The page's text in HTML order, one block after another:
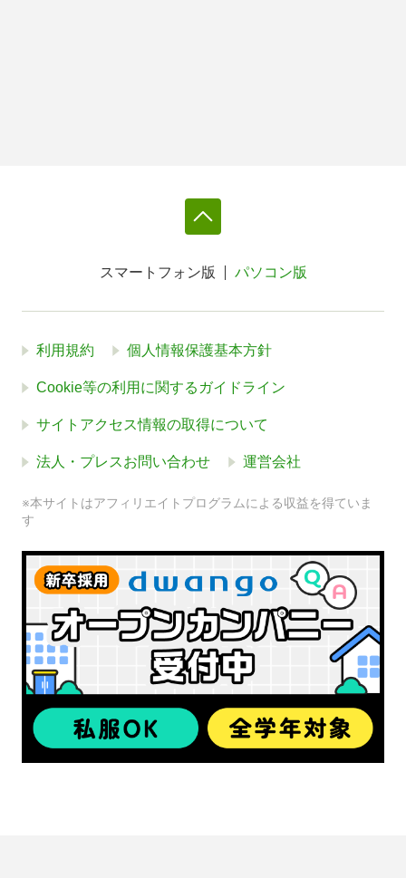
スマートフォン版 パソコン版
利用規約 個人情報保護基本方針
Cookie等の利用に関するガイドライン
サイトアクセス情報の取得について
法人・プレスお問い合わせ 運営会社
※本サイトはアフィリエイトプログラムによる収益を得ていま
す